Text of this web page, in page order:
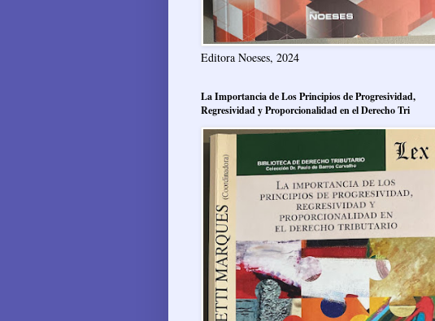
Editora Noeses, 2024
La Importancia de Los Principios de Progresividad,
Regresividad y Proporcionalidad en el Derecho Tri